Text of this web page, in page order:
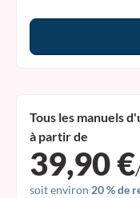
Tous les manuels
à partir de
39,90 €
soit environ 20 % de